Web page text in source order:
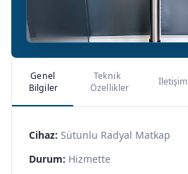
Genel
Bilgiler
Teknik
Özellikler
İletişim
Cihaz: Sütunlu Radyal Matkap
Durum: Hizmette